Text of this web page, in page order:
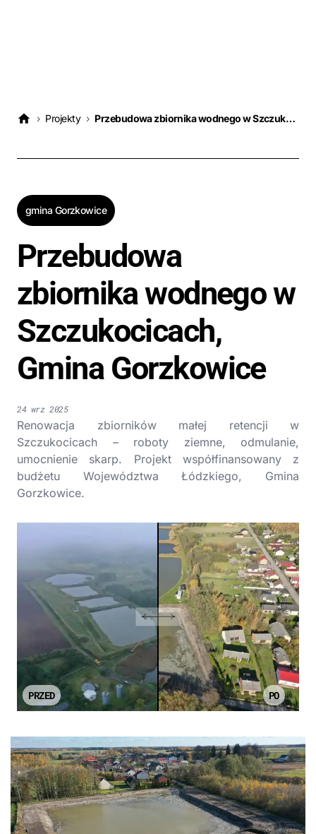
› Projekty › Przebudowa zbiornika wodnego w Szczukocicach, Gmina Gorzkowice
gmina Gorzkowice
Przebudowa
zbiornika wodnego w
Szczukocicach,
Gmina Gorzkowice
Renowacja zbiorników małej retencji w
Szczukocicach – roboty ziemne, odmulanie,
umocnienie skarp. Projekt współfinansowany z
budżetu Województwa Łódzkiego, Gmina
Gorzkowice.
24 wrz 2025
PRZED PO